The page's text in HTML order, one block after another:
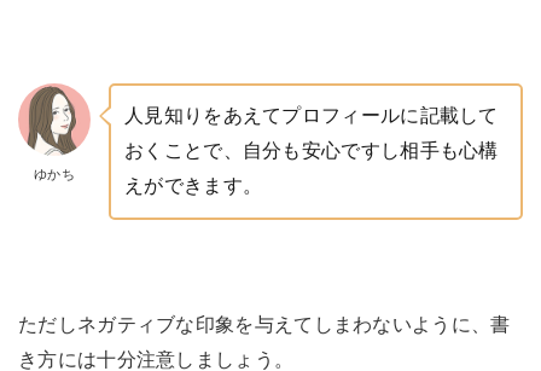
ゆかち
人見知りをあえてプロフィールに記載して
おくことで、自分も安心ですし相手も心構
えができます。
ただしネガティブな印象を与えてしまわないように、書
き方には十分注意しましょう。